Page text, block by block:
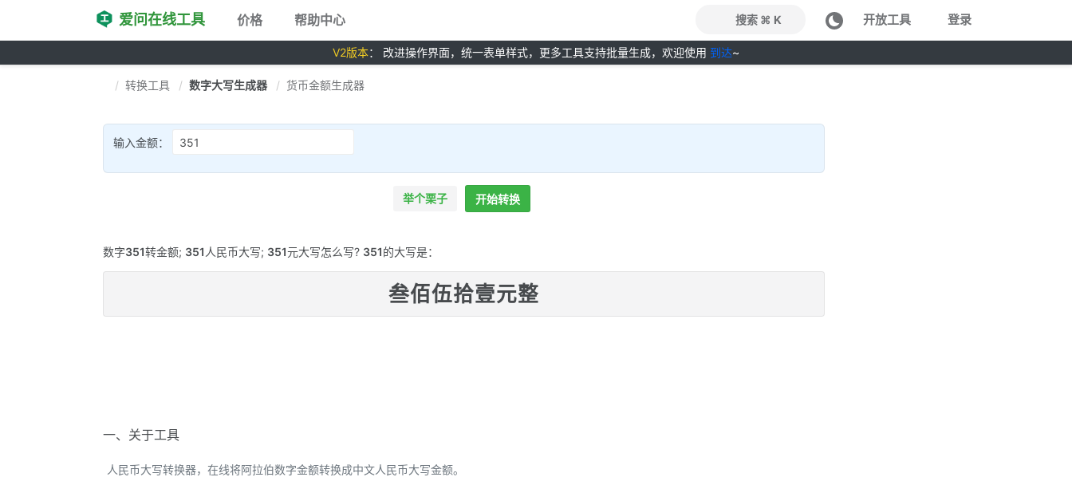
爱问在线工具 价格 帮助中心 搜索 ⌘ K 开放工具 登录
V2版本： 改进操作界面，统一表单样式，更多工具支持批量生成，欢迎使用 到达~
转换工具 数字大写生成器 货币金额生成器
输入金额：
举个栗子 开始转换
数字351转金额; 351 人民币大写; 351元大写怎么写? 351的大写是：
叁佰伍拾壹元整
一、关于工具
人民币大写转换器，在线将阿拉伯数字金额转换成中文人民币大写金额。